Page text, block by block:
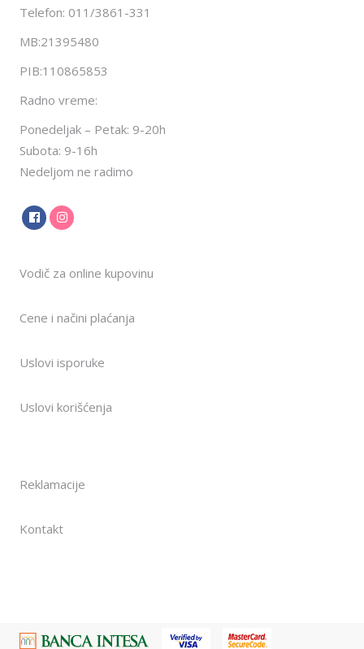
Telefon: 011/3861-331
MB:21395480
PIB:110865853
Radno vreme:
Ponedeljak – Petak: 9-20h
Subota: 9-16h
Nedeljom ne radimo
Vodič za online kupovinu
Cene i načini plaćanja
Uslovi isporuke
Uslovi korišćenja
Reklamacije
Kontakt